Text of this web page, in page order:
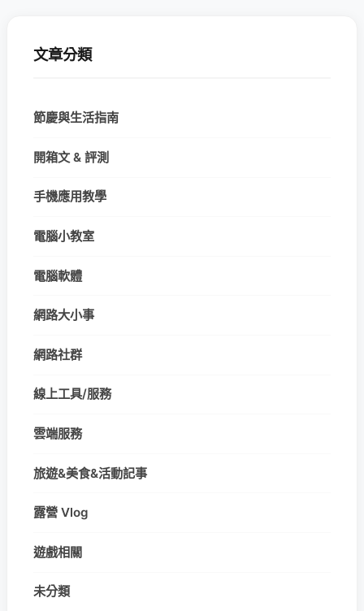
文章分類
節慶與生活指南
開箱文 & 評測
手機應用教學
電腦小教室
電腦軟體
網路大小事
網路社群
線上工具/服務
雲端服務
旅遊&美食&活動記事
露營 Vlog
遊戲相關
未分類